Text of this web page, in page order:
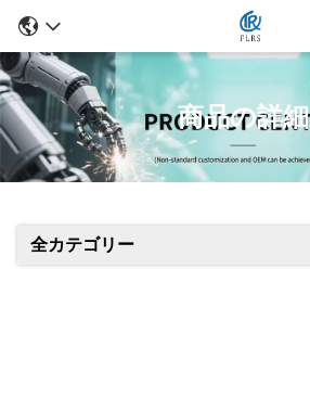
商品の詳細
全カテゴリー